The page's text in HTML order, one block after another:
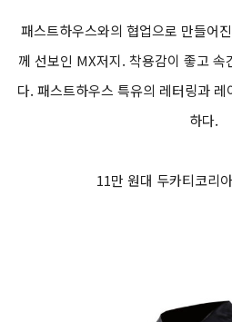
패스트하우스와의 협업으로 만들어
께 선보인 MX저지. 착용감이 좋고
다. 패스트하우스 특유의 레터링과
하다.
11만 원대 두카티코리